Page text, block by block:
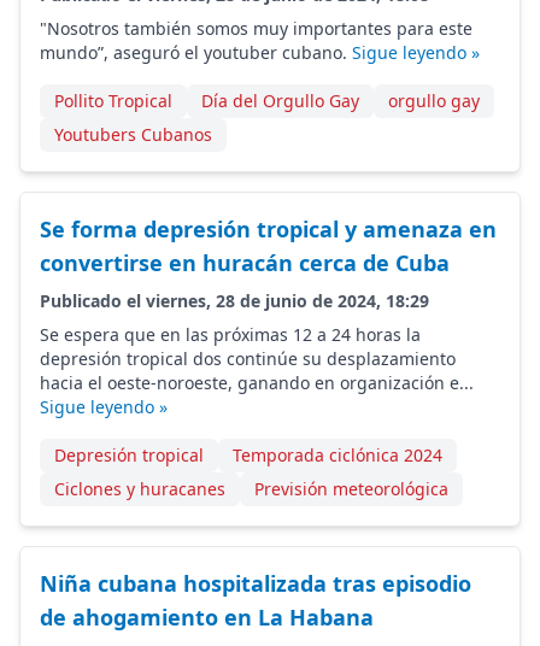
"Nosotros también somos muy importantes para este
mundo”, aseguró el youtuber cubano. Sigue leyendo »
Pollito Tropical Día del Orgullo Gay
orgullo gay
Youtubers Cubanos
Se forma depresión tropical y amenaza en
convertirse en huracán cerca de Cuba
Publicado el viernes, 28 de junio de 2024, 18:29
Se espera que en las próximas 12 a 24 horas la
depresión tropical dos continúe su desplazamiento
hacia el oeste-noroeste, ganando en organización e...
Sigue leyendo »
Depresión tropical
Temporada ciclónica 2024
Ciclones y huracanes
Previsión meteorológica
Niña cubana hospitalizada tras episodio
de ahogamiento en La Habana